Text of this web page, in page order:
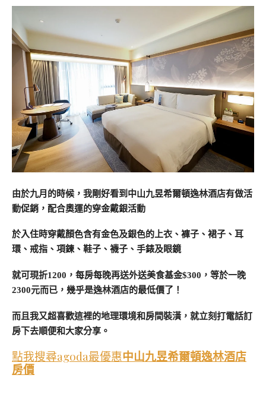
由於九月的時候，我剛好看到中山九昱希爾頓逸林酒店有做活
動促銷，配合奧運的穿金戴銀活動
於入住時穿戴顏色含有金色及銀色的上衣、褲子、裙子、耳
環、戒指、項鍊、鞋子、襪子、手錶及眼鏡
就可現折1200，每房每晚再送外送美食基金$300，等於一晚
2300元而已，幾乎是逸林酒店的最低價了！
而且我又超喜歡這裡的地理環境和房間裝潢，就立刻打電話訂
房下去順便和大家分享。
點我搜尋agoda最優惠中山九昱希爾頓逸林酒店
房價